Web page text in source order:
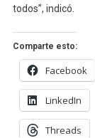
todos”, indicó.
Comparte esto:
Facebook
LinkedIn
Threads